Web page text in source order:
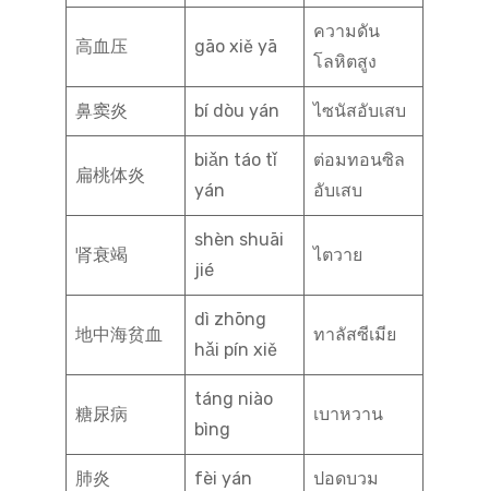
高血压 gāo xiě yā
ความดัน
โลหิตสูง
鼻窦炎 bí dòu yán ไซนัสอับเสบ
扁桃体炎
biǎn táo tǐ
yán
ต่อมทอนซิล
อับเสบ
肾衰竭
shèn shuāi
jié
ไตวาย
地中海贫血
dì zhōng
hǎi pín xiě
ทาลัสซีเมีย
糖尿病
táng niào
bìng
เบาหวาน
肺炎 fèi yán ปอดบวม